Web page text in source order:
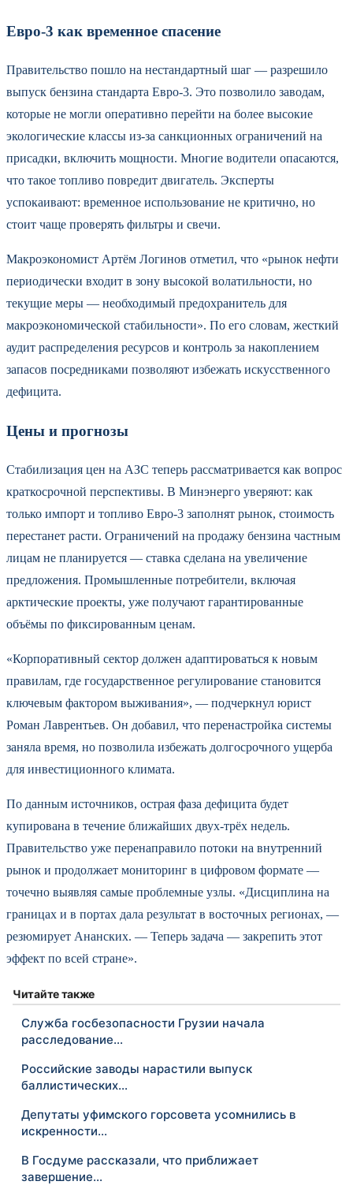
Евро-3 как временное спасение
Правительство пошло на нестандартный шаг — разрешило
выпуск бензина стандарта Евро-3. Это позволило заводам,
которые не могли оперативно перейти на более высокие
экологические классы из-за санкционных ограничений на
присадки, включить мощности. Многие водители опасаются,
что такое топливо повредит двигатель. Эксперты
успокаивают: временное использование не критично, но
стоит чаще проверять фильтры и свечи.
Макроэкономист Артём Логинов отметил, что «рынок нефти
периодически входит в зону высокой волатильности, но
текущие меры — необходимый предохранитель для
макроэкономической стабильности». По его словам, жесткий
аудит распределения ресурсов и контроль за накоплением
запасов посредниками позволяют избежать искусственного
дефицита.
Цены и прогнозы
Стабилизация цен на АЗС теперь рассматривается как вопрос
краткосрочной перспективы. В Минэнерго уверяют: как
только импорт и топливо Евро-3 заполнят рынок, стоимость
перестанет расти. Ограничений на продажу бензина частным
лицам не планируется — ставка сделана на увеличение
предложения. Промышленные потребители, включая
арктические проекты, уже получают гарантированные
объёмы по фиксированным ценам.
«Корпоративный сектор должен адаптироваться к новым
правилам, где государственное регулирование становится
ключевым фактором выживания», — подчеркнул юрист
Роман Лаврентьев. Он добавил, что перенастройка системы
заняла время, но позволила избежать долгосрочного ущерба
для инвестиционного климата.
По данным источников, острая фаза дефицита будет
купирована в течение ближайших двух-трёх недель.
Правительство уже перенаправило потоки на внутренний
рынок и продолжает мониторинг в цифровом формате —
точечно выявляя самые проблемные узлы. «Дисциплина на
границах и в портах дала результат в восточных регионах, —
резюмирует Ананских. — Теперь задача — закрепить этот
эффект по всей стране».
Читайте также
Служба госбезопасности Грузии начала
расследование…
Российские заводы нарастили выпуск
баллистических…
Депутаты уфимского горсовета усомнились в
искренности…
В Госдуме рассказали, что приближает
завершение…